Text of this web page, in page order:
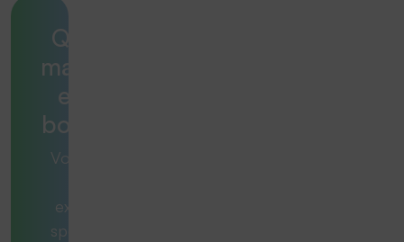
Quelle
machine
est la
bonne ?
Vous avez
exigence
spécifique